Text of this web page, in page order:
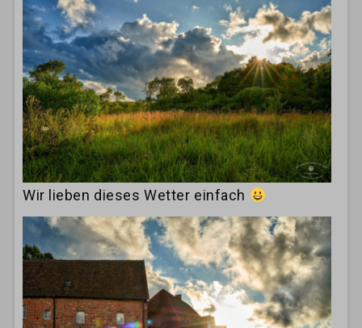
Wir lieben dieses Wetter einfach